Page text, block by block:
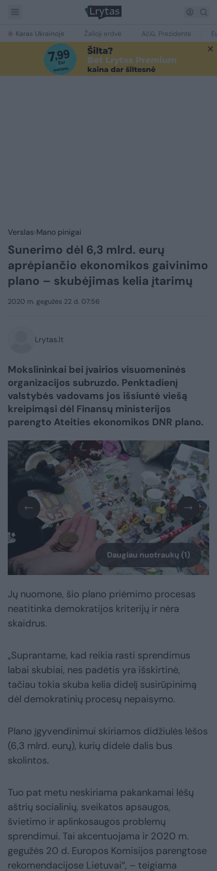
Karas Ukrainoje Žalioji erdvė Ačiū, Prezidente
Verslas Mano pinigai
Sunerimo dėl 6,3 mlrd. eurų
aprėpiančio ekonomikos gaivinimo
plano – skubėjimas kelia įtarimų
2020 m. gegužės 22 d. 07:56
Lrytas.lt
Mokslininkai bei įvairios visuomeninės
organizacijos subruzdo. Penktadienį
valstybės vadovams jos išsiuntė viešą
kreipimąsi dėl Finansų ministerijos
parengto Ateities ekonomikos DNR plano.
Daugiau nuotraukų (1)
Jų nuomone, šio plano priėmimo procesas
neatitinka demokratijos kriterijų ir nėra
skaidrus.
„Suprantame, kad reikia rasti sprendimus
labai skubiai, nes padėtis yra išskirtinė,
tačiau tokia skuba kelia didelį susirūpinimą
dėl demokratinių procesų nepaisymo.
Plano įgyvendinimui skiriamos didžiulės lėšos
(6,3 mlrd. eurų), kurių didelė dalis bus
skolintos.
Tuo pat metu neskiriama pakankamai lėšų
aštrių socialinių, sveikatos apsaugos,
švietimo ir aplinkosaugos problemų
sprendimui. Tai akcentuojama ir 2020 m.
gegužės 20 d. Europos Komisijos parengtose
rekomendacijose Lietuvai“, – teigiama